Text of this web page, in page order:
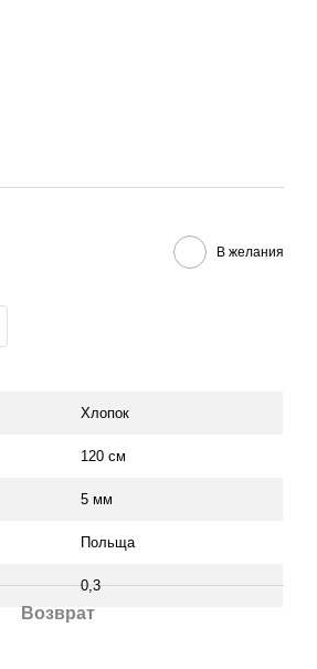
В желания
Хлопок
120 см
5 мм
Польща
0,3
Возврат